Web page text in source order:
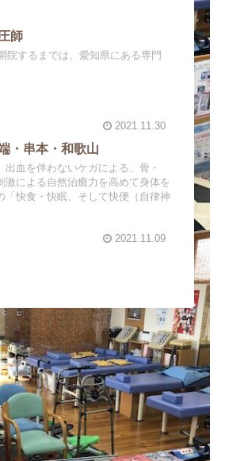
師
院するまでは、愛知県にある専門
2021.11.30
・串本・和歌山
血を伴わないケガによる、骨・
による自然治癒力を高めて身体を
快食・快眠、そして快便（自律神
2021.11.09